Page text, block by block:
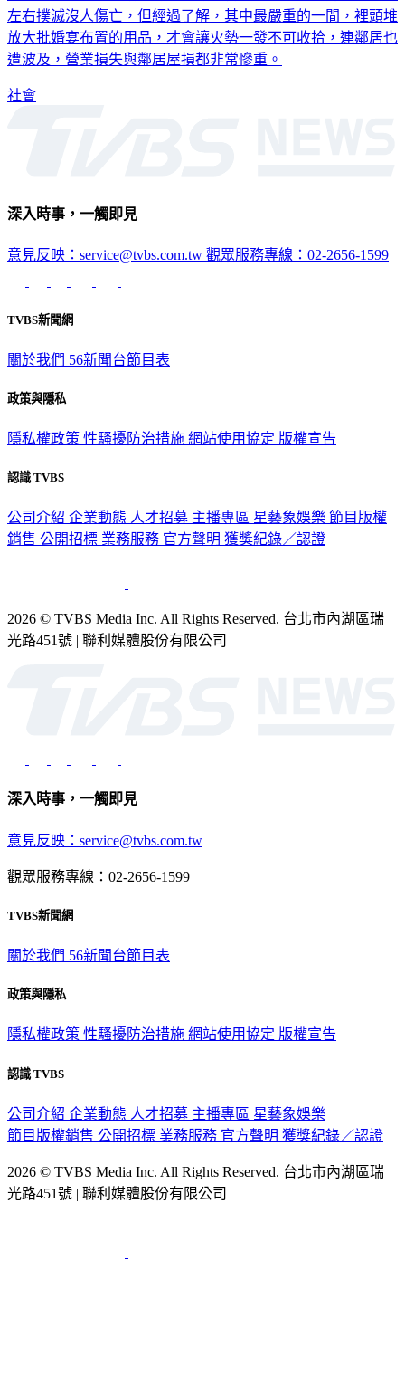
左右撲滅沒人傷亡，但經過了解，其中最嚴重的一間，裡頭堆
放大批婚宴布置的用品，才會讓火勢一發不可收拾，連鄰居也
遭波及，營業損失與鄰居屋損都非常慘重。
社會
深入時事，一觸即見
意見反映：service@tvbs.com.tw 觀眾服務專線：02-2656-1599
TVBS新聞網
關於我們 56新聞台節目表
政策與隱私
隱私權政策 性騷擾防治措施 網站使用協定 版權宣告
認識 TVBS
公司介紹 企業動態 人才招募 主播專區 星藝象娛樂 節目版權
銷售 公開招標 業務服務 官方聲明 獲獎紀錄／認證
2026 © TVBS Media Inc. All Rights Reserved. 台北市內湖區瑞
光路451號 | 聯利媒體股份有限公司
深入時事，一觸即見
意見反映：service@tvbs.com.tw
觀眾服務專線：02-2656-1599
TVBS新聞網
關於我們 56新聞台節目表
政策與隱私
隱私權政策 性騷擾防治措施 網站使用協定 版權宣告
認識 TVBS
公司介紹 企業動態 人才招募 主播專區 星藝象娛樂
節目版權銷售 公開招標 業務服務 官方聲明 獲獎紀錄／認證
2026 © TVBS Media Inc. All Rights Reserved. 台北市內湖區瑞
光路451號 | 聯利媒體股份有限公司